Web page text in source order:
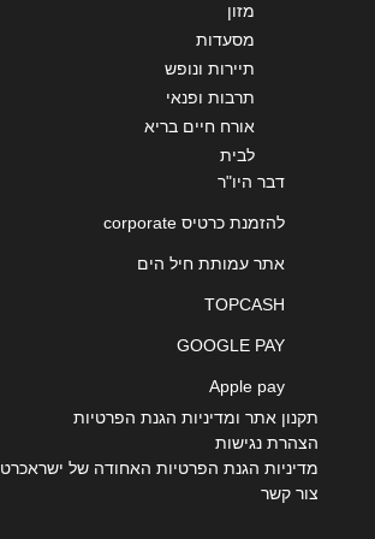
בית שמש
שדרות יגאל אלון 3
גבעתיים
דליית אל כרמל
הרצליה
מזון
מסעדות
תיירות ונופש
תרבות ופנאי
אורח חיים בריא
לבית
דבר היו"ר
להזמנת כרטיס corporate
אתר עמותת חיל הים
TOPCASH
GOOGLE PAY
Apple pay
תקנון אתר ומדיניות הגנת הפרטיות
הצהרת נגישות
מדיניות הגנת הפרטיות האחודה של ישראכרט
צור קשר